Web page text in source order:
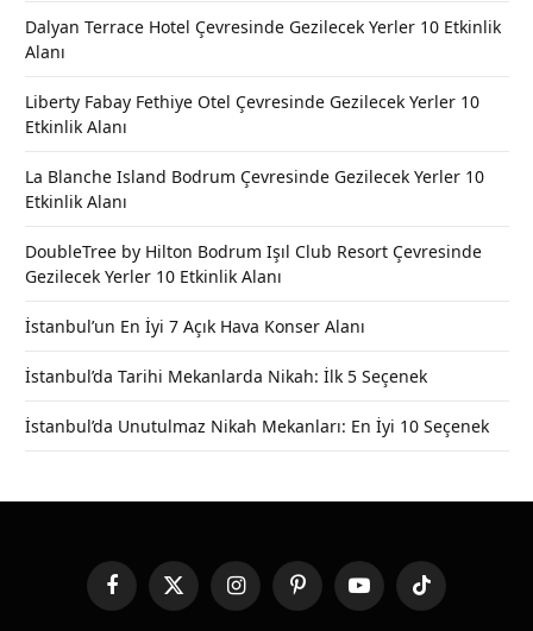
Dalyan Terrace Hotel Çevresinde Gezilecek Yerler 10 Etkinlik
Alanı
Liberty Fabay Fethiye Otel Çevresinde Gezilecek Yerler 10
Etkinlik Alanı
La Blanche Island Bodrum Çevresinde Gezilecek Yerler 10
Etkinlik Alanı
DoubleTree by Hilton Bodrum Işıl Club Resort Çevresinde
Gezilecek Yerler 10 Etkinlik Alanı
İstanbul’un En İyi 7 Açık Hava Konser Alanı
İstanbul’da Tarihi Mekanlarda Nikah: İlk 5 Seçenek
İstanbul’da Unutulmaz Nikah Mekanları: En İyi 10 Seçenek
FacebookX
(Twitter)
InstagramPinterestYouTubeTikTok